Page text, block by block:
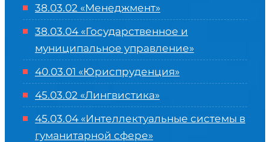
38.03.02 «Менеджмент»
38.03.04 «Государственное и
муниципальное управление»
40.03.01 «Юриспруденция»
45.03.02 «Лингвистика»
45.03.04 «Интеллектуальные системы в
гуманитарной сфере»